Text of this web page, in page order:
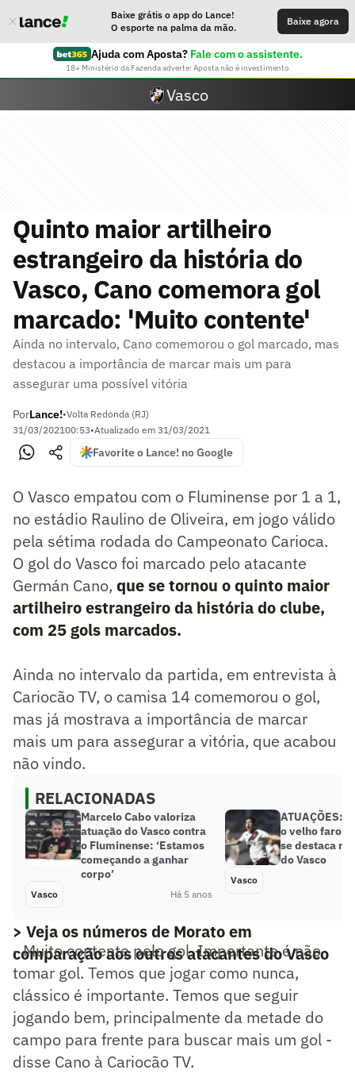
Baixe grátis o app do Lance!
O esporte na palma da mão.
Baixe agora
Ajuda com Aposta? Fale com o assistente.
18+ Ministério da Fazenda adverte: Aposta não é investimento
Vasco
Quinto maior artilheiro
estrangeiro da história do
Vasco, Cano comemora gol
marcado: 'Muito contente'
Ainda no intervalo, Cano comemorou o gol marcado, mas
destacou a importância de marcar mais um para
assegurar uma possível vitória
PorLance!•Volta Redonda (RJ)
31/03/202100:53•Atualizado em 31/03/2021
Favorite o Lance! no Google
O Vasco empatou com o Fluminense por 1 a 1,
no estádio Raulino de Oliveira, em jogo válido
pela sétima rodada do Campeonato Carioca.
O gol do Vasco foi marcado pelo atacante
Germán Cano, que se tornou o quinto maior
artilheiro estrangeiro da história do clube,
com 25 gols marcados.
Ainda no intervalo da partida, em entrevista à
Cariocão TV, o camisa 14 comemorou o gol,
mas já mostrava a importância de marcar
mais um para assegurar a vitória, que acabou
não vindo.
RELACIONADAS
Marcelo Cabo valoriza
atuação do Vasco contra
o Fluminense: ‘Estamos
começando a ganhar
corpo’
Vasco Há 5 anos
ATUAÇÕES:
o velho faro
se destaca no
do Vasco
Vasco
> Veja os números de Morato em
comparação aos outros atacantes do Vasco
- Muito contente pelo gol. Importante é não
tomar gol. Temos que jogar como nunca,
clássico é importante. Temos que seguir
jogando bem, principalmente da metade do
campo para frente para buscar mais um gol -
disse Cano à Cariocão TV.